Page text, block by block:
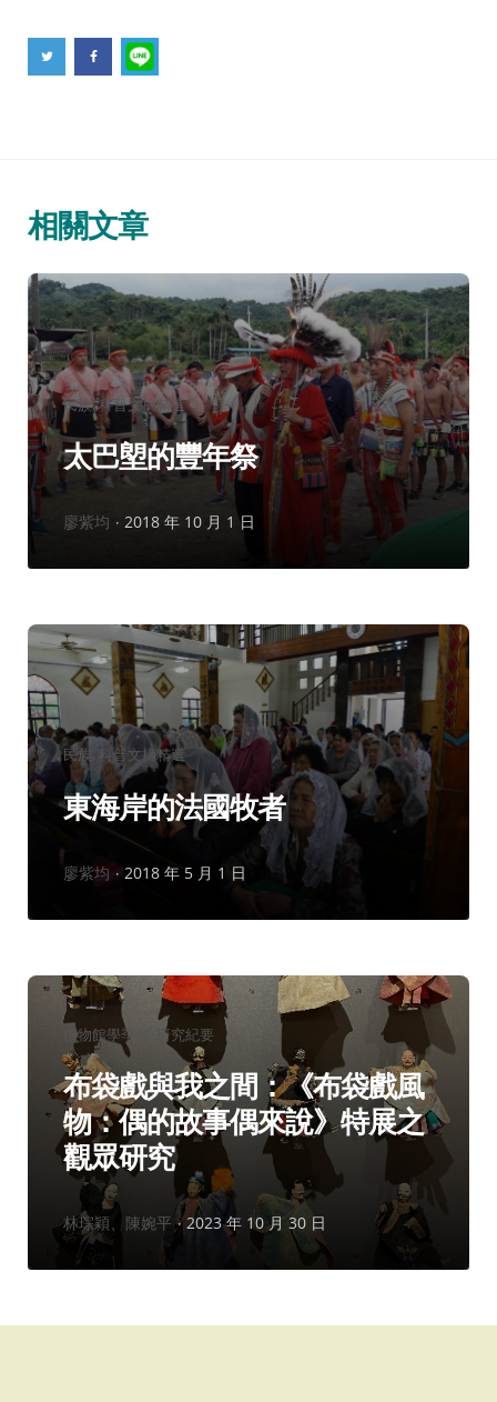
相關文章
分
類：
民族 科普文摘精選
太巴塱的豐年祭
作
廖紫均 2018 年 10 月 1 日
分
類：
民族 科普文摘精選
東海岸的法國牧者
作
廖紫均 2018 年 5 月 1 日
分
類：
博物館學季刊 研究紀要
布袋戲與我之間：《布袋戲風
物：偶的故事偶來說》特展之
觀眾研究
作
者：
林琮穎、陳婉平 2023 年 10 月 30 日